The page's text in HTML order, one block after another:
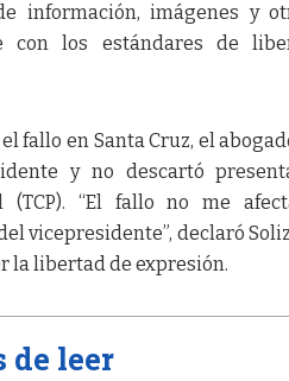
información, imágenes y
con los estándares de
fallo en Santa Cruz, el
y no descartó
(TCP). “El fallo no me
vicepresidente”, declaró
la libertad de expresión.
de leer